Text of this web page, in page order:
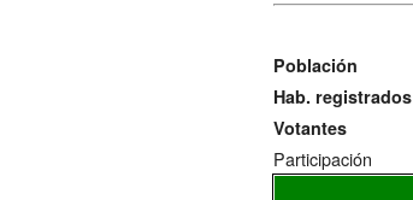
Población
Hab. registrados
Votantes
Participación